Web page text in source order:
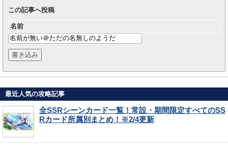
この記事へ投稿
名前
最近人気の攻略記事
全SSRシーンカード一覧！常設・期間限定すべてのSS
Rカード所属別まとめ！※2/4更新